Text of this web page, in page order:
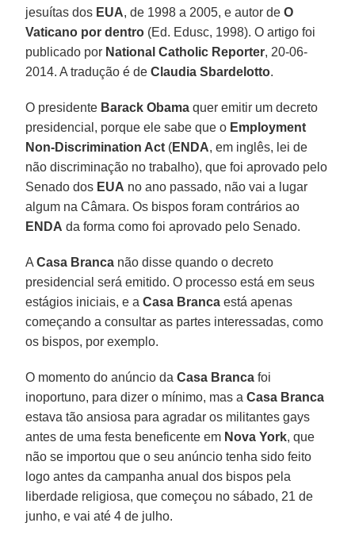
jesuítas dos EUA, de 1998 a 2005, e autor deO
Vaticano por dentro (Ed. Edusc, 1998). O artigo foi
publicado por National Catholic Reporter, 20-06-
2014. A tradução é deClaudia Sbardelotto.
O presidente Barack Obama quer emitir um decreto
presidencial, porque ele sabe que o Employment
Non-Discrimination Act (ENDA, em inglês, lei de
não discriminação no trabalho), que foi aprovado pelo
Senado dos EUA no ano passado, não vai a lugar
algum na Câmara. Os bispos foram contrários ao
ENDA da forma como foi aprovado pelo Senado.
ACasa Branca não disse quando o decreto
presidencial será emitido. O processo está em seus
estágios iniciais, e aCasa Branca está apenas
começando a consultar as partes interessadas, como
os bispos, por exemplo.
O momento do anúncio daCasa Branca foi
inoportuno, para dizer o mínimo, mas aCasa Branca
estava tão ansiosa para agradar os militantes gays
antes de uma festa beneficente em Nova York, que
não se importou que o seu anúncio tenha sido feito
logo antes da campanha anual dos bispos pela
liberdade religiosa, que começou no sábado, 21 de
junho, e vai até 4 de julho.